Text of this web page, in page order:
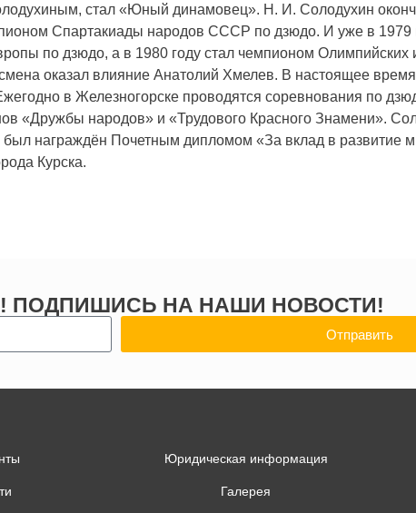
стал «Юный динамовец». Н. И. Солодухин
Спартакиады народов СССР по дзюдо. И уже в 1979
по дзюдо, а в 1980 году стал чемпионом Олимпийских
оказал влияние Анатолий Хмелев. В настоящее
в Железногорске проводятся соревнования по
«Дружбы народов» и «Трудового Красного Знамени».
награждён Почетным дипломом «За вклад в развитие
Курска.
ПОДПИШИСЬ НА НАШИ НОВОСТИ!
Отправить
Юридическая информация
Галерея